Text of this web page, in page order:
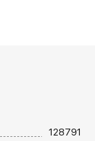
128791